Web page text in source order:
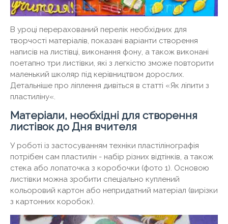
В уроці перерахований перелік необхідних для
творчості матеріалів, показані варіанти створення
написів на листівці, виконання фону, а також виконані
поетапно три листівки, які з легкістю зможе повторити
маленький школяр під керівництвом дорослих.
Детальніше про ліплення дивіться в статті «Як ліпити з
пластиліну«.
Матеріали, необхідні для створення
листівок до Дня вчителя
У роботі із застосуванням техніки пластілінографія
потрібен сам пластилін - набір різних відтінків, а також
стека або лопаточка з коробочки (фото 1). Основою
листівки можна зробити спеціально куплений
кольоровий картон або непридатний матеріал (вирізки
з картонних коробок).